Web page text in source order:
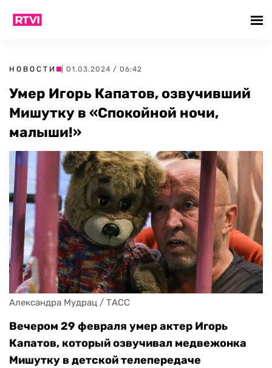
НОВОСТИ | 01.03.2024 / 06:42
Умер Игорь Капатов, озвучивший
Мишутку в «Спокойной ночи,
малыши!»
Александра Мудрац / ТАСС
Вечером 29 февраля умер актер Игорь
Капатов, который озвучивал медвежонка
Мишутку в детской телепередаче